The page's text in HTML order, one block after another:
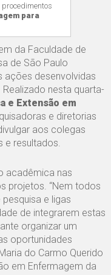
para
da Faculdade de
de São Paulo
ações desenvolvidas
nesta quarta-
e Extensão em
e diretorias
aos colegas
e resultados.
acadêmica nas
projetos. “Nem todos
e ligas
de integrarem estas
organizar um
oportunidades
do Carmo Querido
em Enfermagem da